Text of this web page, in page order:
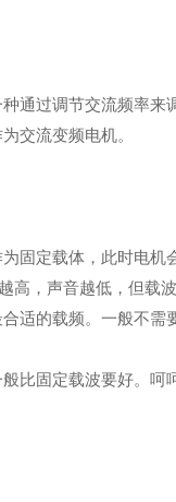
过调节交流频率来
交流变频电机。
定载体，此时电机
，声音越低，但载
适的载频。一般不需
固定载波要好。呵